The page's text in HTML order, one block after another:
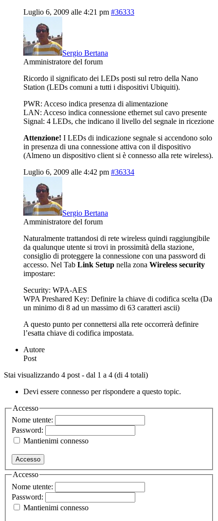
Luglio 6, 2009 alle 4:21 pm #36333
Sergio Bertana
Amministratore del forum
Ricordo il significato dei LEDs posti sul retro della Nano
Station (LEDs comuni a tutti i dispositivi Ubiquiti).
PWR: Acceso indica presenza di alimentazione
LAN: Acceso indica connessione ethernet sul cavo presente
Signal: 4 LEDs, che indicano il livello del segnale in ricezione
Attenzione! I LEDs di indicazione segnale si accendono solo
in presenza di una connessione attiva con il dispositivo
(Almeno un dispositivo client si è connesso alla rete wireless).
Luglio 6, 2009 alle 4:42 pm #36334
Sergio Bertana
Amministratore del forum
Naturalmente trattandosi di rete wireless quindi raggiungibile
da qualunque utente si trovi in prossimità della stazione,
consiglio di proteggere la connessione con una password di
accesso. Nel Tab Link Setup nella zona Wireless security
impostare:
Security: WPA-AES
WPA Preshared Key: Definire la chiave di codifica scelta (Da
un minimo di 8 ad un massimo di 63 caratteri ascii)
A questo punto per connettersi alla rete occorrerà definire
l’esatta chiave di codifica impostata.
Autore
Post
Stai visualizzando 4 post - dal 1 a 4 (di 4 totali)
Devi essere connesso per rispondere a questo topic.
Accesso
Nome utente:
Password:
Mantienimi connesso
Accesso
Accesso
Nome utente:
Password:
Mantienimi connesso